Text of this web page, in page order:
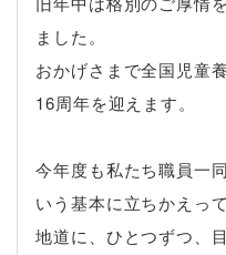
ました。
おかげさまで全国児童
16周年を迎えます。
今年度も私たち職員一
いう基本に立ちかえって
地道に、ひとつずつ、